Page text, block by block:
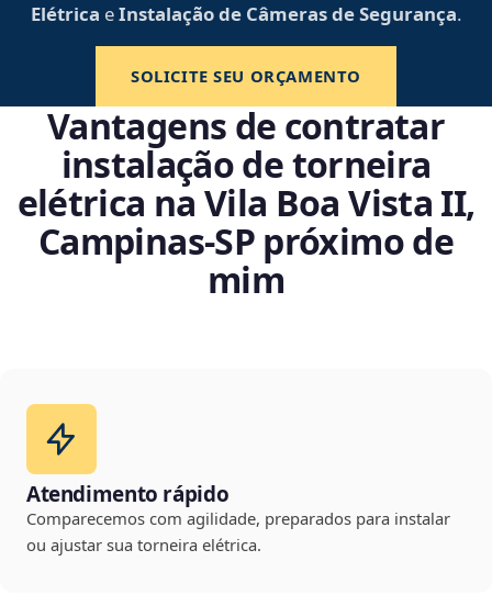
Elétrica eInstalação de Câmeras de Segurança.
SOLICITE SEU ORÇAMENTO
Vantagens de contratar
instalação de torneira
elétrica na Vila Boa Vista II,
Campinas‑SP próximo de
mim
Atendimento rápido
Comparecemos com agilidade, preparados para instalar
ou ajustar sua torneira elétrica.